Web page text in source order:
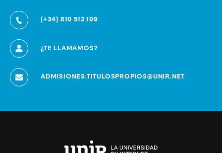
(+34) 810 512 109
¿TE LLAMAMOS?
ADMISIONES.TITULOSPROPIOS@UNIR.NET